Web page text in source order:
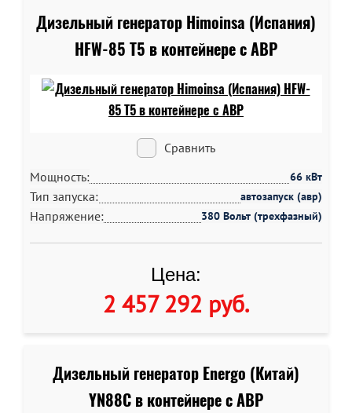
Дизельный генератор Himoinsa (Испания)
HFW-85 T5 в контейнере c АВР
Сравнить
Мощность:
66 кВт
Тип запуска: автозапуск (авр)
Напряжение: 380 Вольт (трехфазный)
Цена:
2 457 292 руб.
Дизельный генератор Energo (Китай)
YN88C в контейнере c АВР